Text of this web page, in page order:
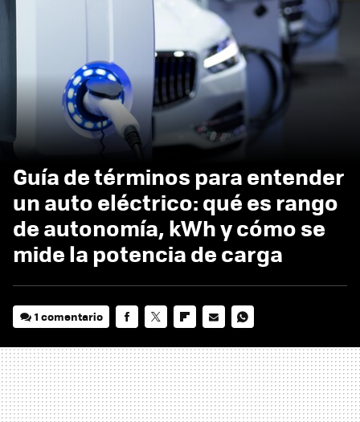
Guía de términos para entender
un auto eléctrico: qué es rango
de autonomía, kWh y cómo se
mide la potencia de carga
1 comentario
MAIL